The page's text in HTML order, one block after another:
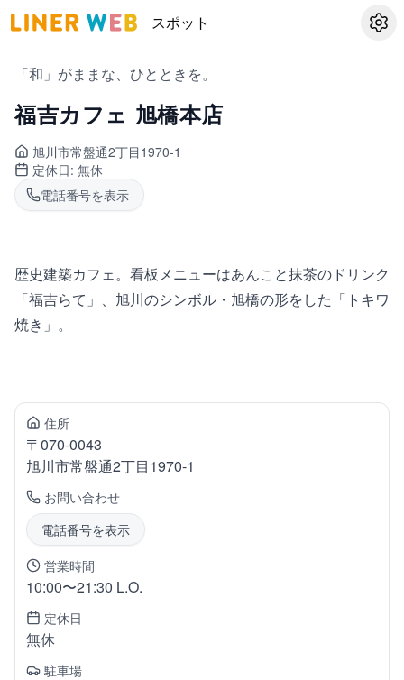
スポット 設定
「和」がままな、ひとときを。
福吉カフェ 旭橋本店
旭川市常盤通2丁目1970-1
定休日: 無休
電話番号を表示
歴史建築カフェ。看板メニューはあんこと抹茶のドリンク
「福吉らて」、旭川のシンボル・旭橋の形をした「トキワ
焼き」。
住所
〒070-0043
旭川市常盤通2丁目1970-1
お問い合わせ
電話番号を表示
営業時間
10:00〜21:30 L.O.
定休日
無休
駐車場